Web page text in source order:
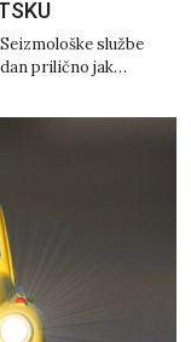
službe
prilično jak…